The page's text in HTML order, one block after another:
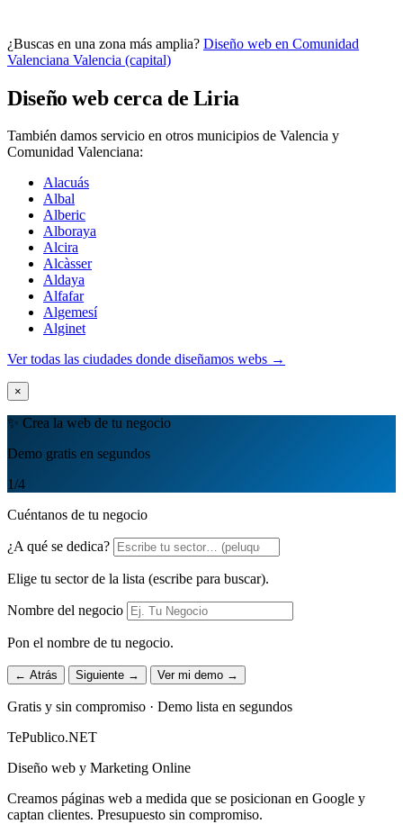
Quiero mi panel
¿Buscas en una zona más amplia? Diseño web en Comunidad
Valenciana Valencia (capital)
Diseño web cerca de Liria
También damos servicio en otros municipios de Valencia y
Comunidad Valenciana:
Alacuás
Albal
Alberic
Alboraya
Alcira
Alcàsser
Aldaya
Alfafar
Algemesí
Alginet
Ver todas las ciudades donde diseñamos webs →
×
✨ Crea la web de tu negocio
Demo gratis en segundos
1/4
Cuéntanos de tu negocio
¿A qué se dedica?
Elige tu sector de la lista (escribe para buscar).
Nombre del negocio
Pon el nombre de tu negocio.
← Atrás Siguiente → Ver mi demo →
Gratis y sin compromiso · Demo lista en segundos
TePublico.NET
Diseño web y Marketing Online
Creamos páginas web a medida que se posicionan en Google y
captan clientes. Presupuesto sin compromiso.